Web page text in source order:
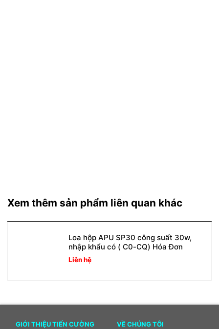
Xem thêm sản phẩm liên quan khác
Loa hộp APU SP30 công suất 30w,
nhập khẩu có ( C0-CQ) Hóa Đơn
Liên hệ
GIỚI THIỆU TIẾN CƯỜNG
VỀ CHÚNG TÔI